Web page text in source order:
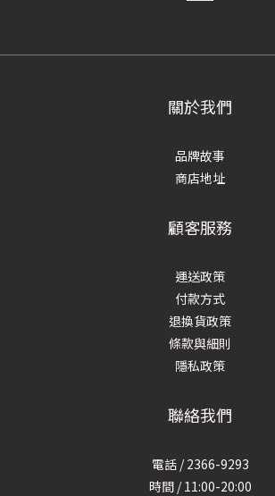
關於我們
品牌故事
商店地址
顧客服務
運送政策
付款方式
退換貨政策
條款與細則
隱私政策
聯絡我們
電話 / 2366-9293
時間 / 11:00-20:00